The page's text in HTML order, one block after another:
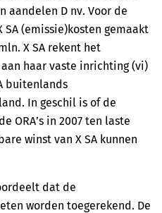
aandelen D nv. Voor de
SA (emissie)kosten gemaakt
X SA rekent het
haar vaste inrichting (vi)
buitenlands
In geschil is of de
ORA’s in 2007 ten laste
winst van X SA kunnen
dat de
worden toegerekend. De